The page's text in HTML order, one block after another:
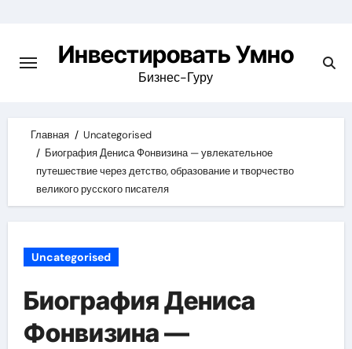
content
Инвестировать Умно
Бизнес-Гуру
Главная
Uncategorised
Биография Дениса Фонвизина — увлекательное
путешествие через детство, образование и творчество
великого русского писателя
Uncategorised
Биография Дениса
Фонвизина —